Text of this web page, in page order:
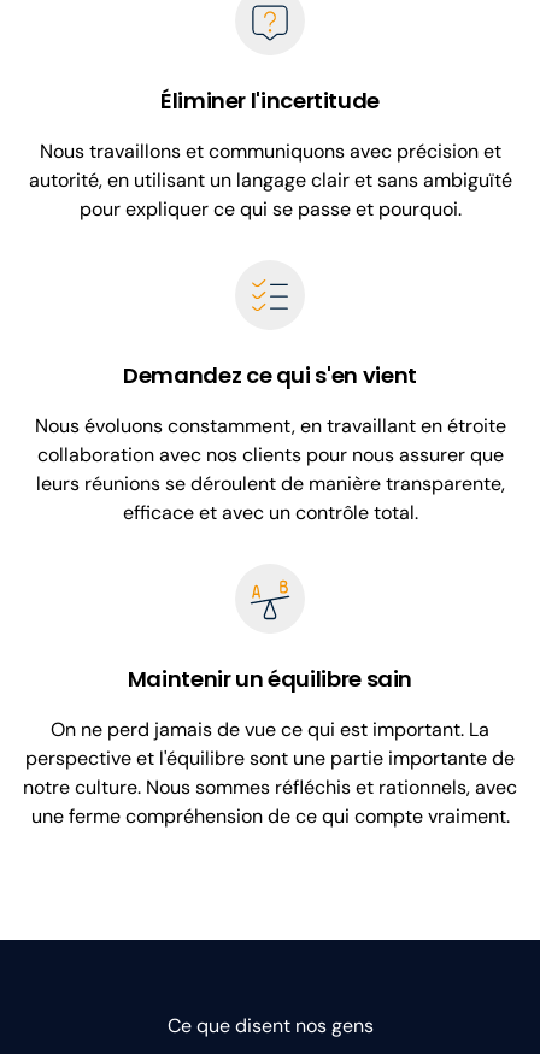
Éliminer l'incertitude
Nous travaillons et communiquons avec précision et
autorité, en utilisant un langage clair et sans ambiguïté
pour expliquer ce qui se passe et pourquoi.
Demandez ce qui s'en vient
Nous évoluons constamment, en travaillant en étroite
collaboration avec nos clients pour nous assurer que
leurs réunions se déroulent de manière transparente,
efficace et avec un contrôle total.
Maintenir un équilibre sain
On ne perd jamais de vue ce qui est important. La
perspective et l'équilibre sont une partie importante de
notre culture. Nous sommes réfléchis et rationnels, avec
une ferme compréhension de ce qui compte vraiment.
Ce que disent nos gens